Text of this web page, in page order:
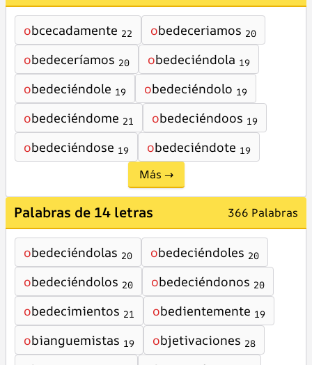
obcecadamente 22 obedeceriamos 20
obedeceríamos 20 obedeciéndola 19
obedeciéndole 19 obedeciéndolo 19
obedeciéndome 21 obedeciéndoos 19
obedeciéndose 19 obedeciéndote 19
Más →
Palabras de 14 letras 366 Palabras
obedeciéndolas 20 obedeciéndoles 20
obedeciéndolos 20 obedeciéndonos 20
obedecimientos 21 obedientemente 19
obianguemistas 19 objetivaciones 28